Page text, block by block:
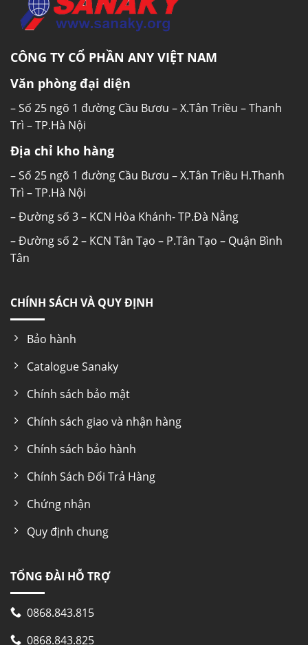
CÔNG TY CỔ PHẦN ANY VIỆT NAM
Văn phòng đại diện
– Số 25 ngõ 1 đường Cầu Bươu – X.Tân Triều – Thanh
Trì – TP.Hà Nội
Địa chỉ kho hàng
– Số 25 ngõ 1 đường Cầu Bươu – X.Tân Triều H.Thanh
Trì – TP.Hà Nội
– Đường số 3 – KCN Hòa Khánh- TP.Đà Nẵng
– Đường số 2 – KCN Tân Tạo – P.Tân Tạo – Quận Bình
Tân
CHÍNH SÁCH VÀ QUY ĐỊNH
Bảo hành
Catalogue Sanaky
Chính sách bảo mật
Chính sách giao và nhận hàng
Chính sách bảo hành
Chính Sách Đổi Trả Hàng
Chứng nhận
Quy định chung
TỔNG ĐÀI HỖ TRỢ
0868.843.815
0868.843.825